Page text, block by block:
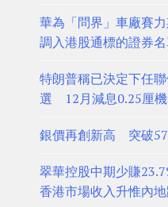
華為「問界」車廠賽
調入港股通標的證券
特朗普稱已決定下任
選 12月減息0.25厘機
銀價再創新高 突破
翠華控股中期少賺
香港市場收入升惟內